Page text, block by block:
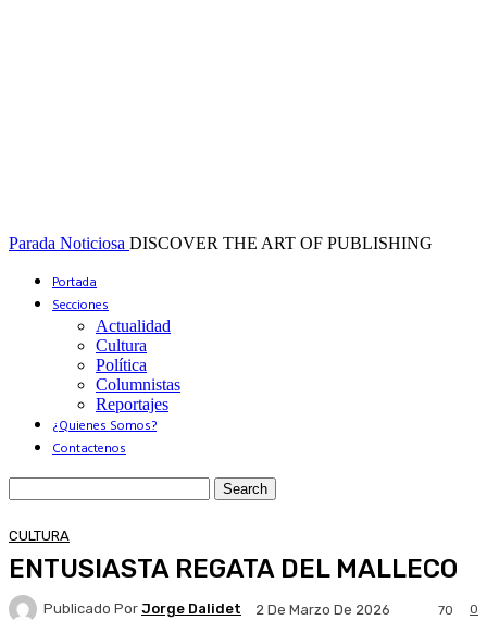
Parada Noticiosa DISCOVER THE ART OF PUBLISHING
Portada
Secciones
Actualidad
Cultura
Política
Columnistas
Reportajes
¿Quienes Somos?
Contactenos
CULTURA
ENTUSIASTA REGATA DEL MALLECO
Publicado Por Jorge Dalidet 2 De Marzo De 2026 0
70